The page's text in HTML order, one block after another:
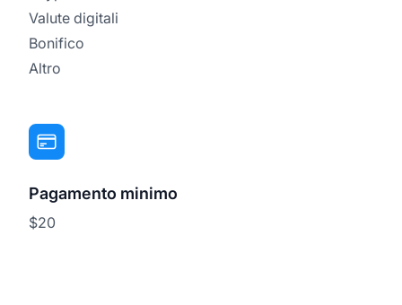
Valute digitali
Bonifico
Altro
Pagamento minimo
$20